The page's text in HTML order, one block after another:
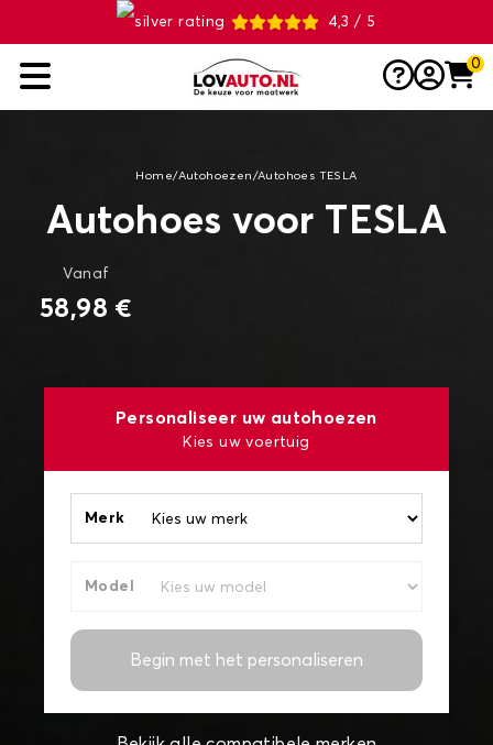
4,3 / 5
0
Home/Autohoezen /Autohoes TESLA
Autohoes voor TESLA
Vanaf
58,98 €
Personaliseer uw autohoezen
Kies uw voertuig
Merk
Model
Begin met het personaliseren